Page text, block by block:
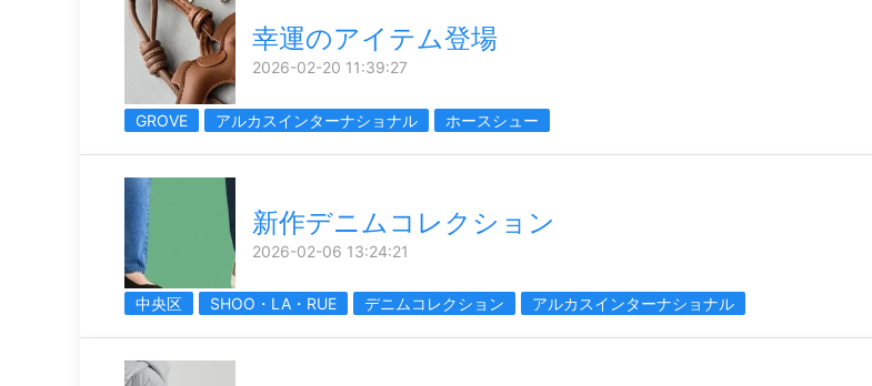
幸運のアイテム登場
2026-02-20 11:39:27
GROVE アルカスインターナショナル ホースシュー
新作デニムコレクション
2026-02-06 13:24:21
中央区 SHOO・LA・RUE デニムコレクション アルカスインターナショナル